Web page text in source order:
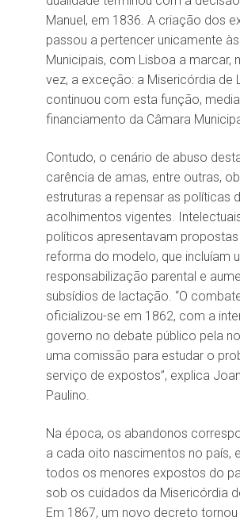
Manuel, em 1836. A criação dos
passou a pertencer unicamente
Municipais, com Lisboa a marcar,
vez, a exceção: a Misericórdia de
continuou com esta função,
financiamento da Câmara
Contudo, o cenário de abuso
carência de amas, entre outras,
estruturas a repensar as políticas
acolhimentos vigentes.
políticos apresentavam
reforma do modelo, que incluíam
responsabilização parental e
subsídios de lactação. “O
oficializou-se em 1862, com a
governo no debate público pela
uma comissão para estudar o
serviço de expostos”, explica
Paulino.
Na época, os abandonos
a cada oito nascimentos no país,
todos os menores expostos do
sob os cuidados da Misericórdia
Em 1867, um novo decreto tornou